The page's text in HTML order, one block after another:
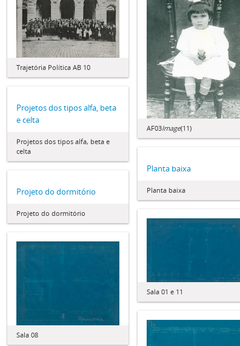
Trajetória Política AB 10
AF03Image(11)
Projetos dos tipos alfa, beta
e celta
Projetos dos tipos alfa, beta e
celta
Planta baixa
Planta baixa
Projeto do dormitório
Projeto do dormitório
Sala 01 e 11
Sala 08